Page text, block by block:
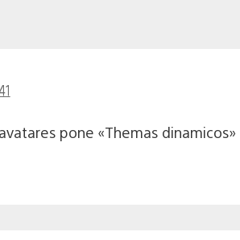
pone «Themas dinamicos»